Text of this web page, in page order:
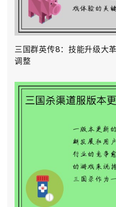
三国群英传8：技能升级大
调整